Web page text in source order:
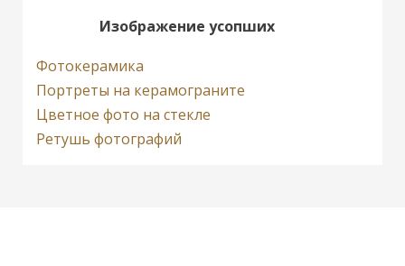
Изображение усопших
Фотокерамика
Портреты на керамограните
Цветное фото на стекле
Ретушь фотографий